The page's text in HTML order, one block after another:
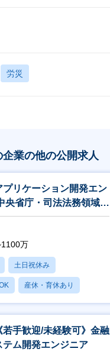
労災
企業の他の公開求人
プリケーション開発エン
央省庁・司法法務領域】
万
土日祝休み
産休・育休あり
若手歓迎/未経験可》金融
テム開発エンジニア